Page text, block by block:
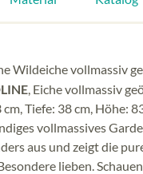
Wildeiche vollmassiv
, Eiche vollmassiv
Tiefe: 38 cm, Höhe:
vollmassives
aus und zeigt die
lieben.